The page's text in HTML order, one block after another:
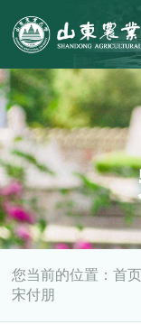
您当前的位置：首页
宋付朋